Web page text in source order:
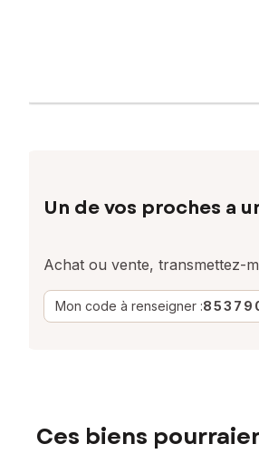
Un de vos proches a
Achat ou vente, transmettez-
Mon code à renseigner :
Ces biens